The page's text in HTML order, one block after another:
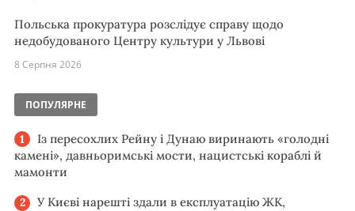
Польська прокуратура розслідує справу щодо
недобудованого Центру культури у Львові
8 Серпня 2026
ПОПУЛЯРНЕ
Із пересохлих Рейну і Дунаю виринають «голодні
камені», давньоримські мости, нацистські кораблі й
мамонти
У Києві нарешті здали в експлуатацію ЖК,